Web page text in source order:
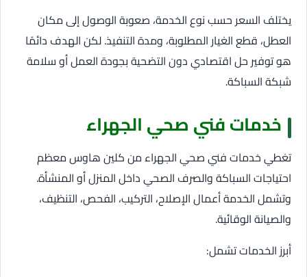
يختلف السعر حسب نوع الخدمة، صعوبة الوصول إلى مكان
العطل، قطع الغيار المطلوبة، ومدة التنفيذ. لكن الهدف دائمًا
هو توفير حل اقتصادي دون التضحية بجودة العمل أو سلامة
شبكة السباكة.
خدمات فني صحي الجهراء
تغطي خدمات فني صحي الجهراء من كلين هاوس معظم
احتياجات السباكة والصرف الصحي داخل المنزل أو المنشأة.
وتشمل الخدمة أعمال الإصلاح، التركيب، الفحص، التنظيف،
والصيانة الوقائية.
أبرز الخدمات تشمل: